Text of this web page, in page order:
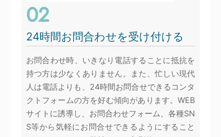
02
24時間お問合わせを受け付ける
お問合わせ時、いきなり電話することに抵抗を
持つ方は少なくありません。また、忙しい現代
人は電話よりも、24時間お問合せできるコンタ
クトフォームの方を好む傾向があります。WEB
サイトに誘導し、お問合わせフォーム、各種SN
S等から気軽にお問合せできるようにすること